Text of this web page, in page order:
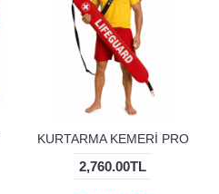
KURTARMA KEMERİ PRO
2,760.00TL